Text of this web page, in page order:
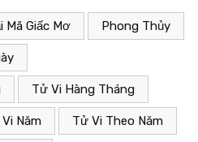
Mã Giấc Mơ Phong Thủy
Tử Vi Hàng Tháng
Năm Tử Vi Theo Năm